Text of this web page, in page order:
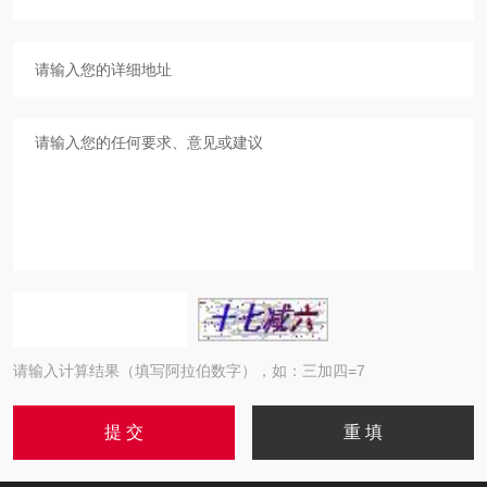
请输入计算结果（填写阿拉伯数字），如：三加四=7